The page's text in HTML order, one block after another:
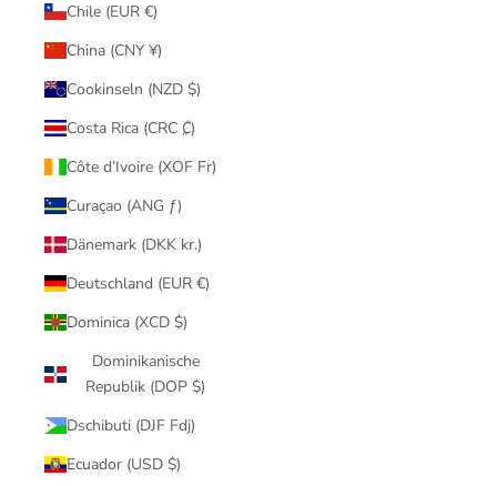
Chile (EUR €)
China (CNY ¥)
Cookinseln (NZD $)
Costa Rica (CRC ₡)
Côte d’Ivoire (XOF Fr)
Curaçao (ANG ƒ)
Dänemark (DKK kr.)
Deutschland (EUR €)
Dominica (XCD $)
Dominikanische
Republik (DOP $)
Dschibuti (DJF Fdj)
Ecuador (USD $)